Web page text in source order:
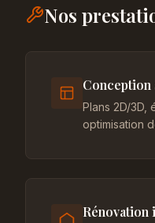
Nos
Conception
Plans 2D/
optimisation